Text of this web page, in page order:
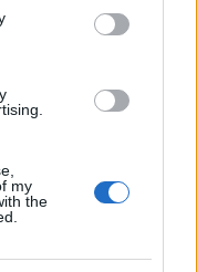
my
the
milioni in venture